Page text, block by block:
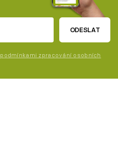
ODESLAT
podmínkami zpracování osobních